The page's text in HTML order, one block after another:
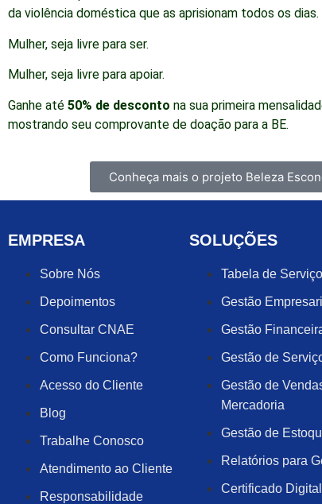
da violência doméstica que as aprisionam todos os dias.
Mulher, seja livre para ser.
Mulher, seja livre para apoiar.
Ganhe até 50% de desconto na sua primeira
mostrando seu comprovante de doação para a BE.
Conheça mais o projeto Beleza
EMPRESA
Sobre Nós
Depoimentos
Consultar CNAE
Como Funciona?
Acesso do Cliente
Blog
Trabalhe Conosco
Atendimento ao Cliente
Responsabilidade
SOLUÇÕES
Tabela de
Gestão
Gestão
Gestão de
Gestão de
Mercadoria
Gestão de
Relatórios para
Certificado Digital